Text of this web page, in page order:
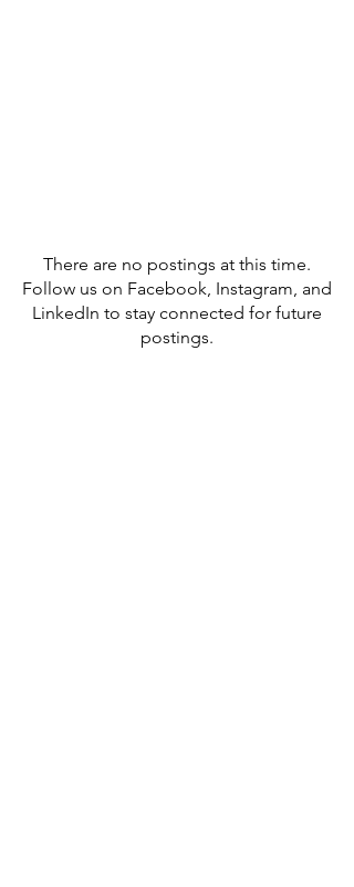
There are no postings at this time.
Follow us on Facebook, Instagram, and
LinkedIn to stay connected for future
postings.